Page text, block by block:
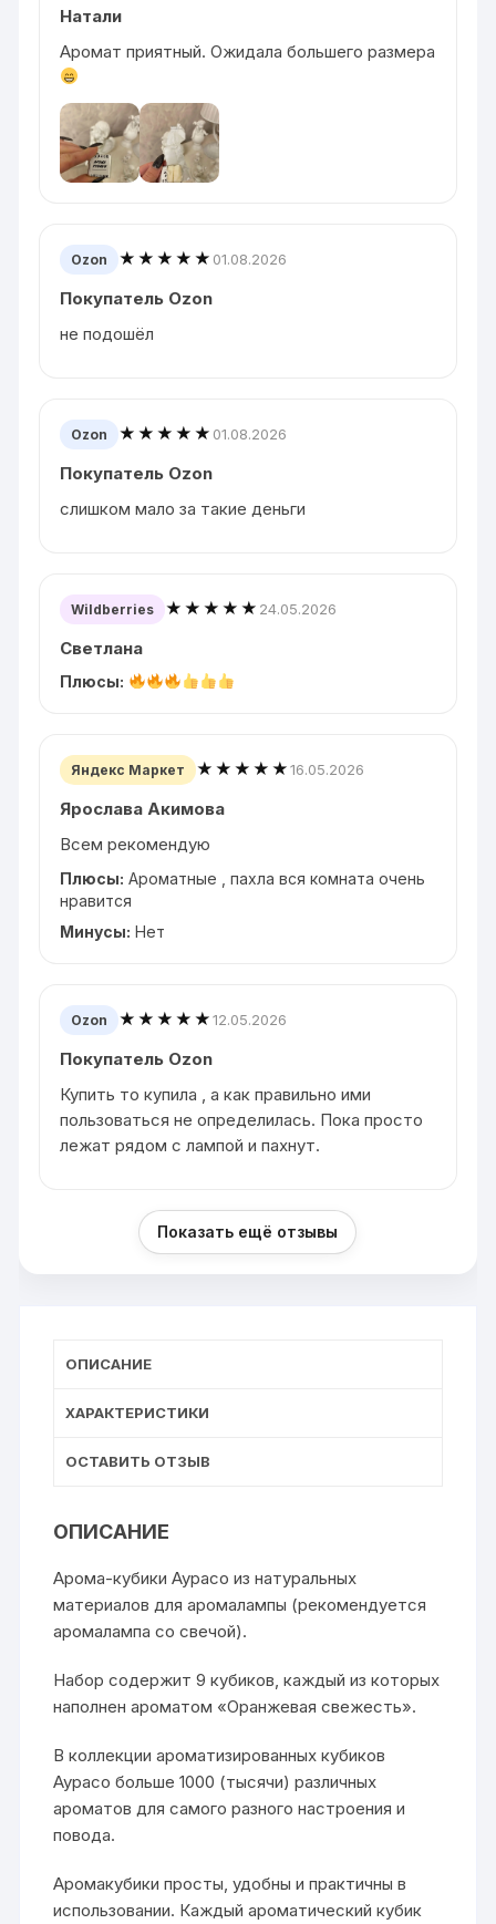
Натали
Аромат приятный. Ожидала большего размера
Ozon ★★★★★ 01.08.2026
Покупатель Ozon
не подошёл
Ozon ★★★★★ 01.08.2026
Покупатель Ozon
слишком мало за такие деньги
Wildberries ★★★★★ 24.05.2026
Светлана
Плюсы:
Яндекс Маркет ★★★★★16.05.2026
Ярослава Акимова
Всем рекомендую
Плюсы: Ароматные , пахла вся комната очень
нравится
Минусы: Нет
Ozon ★★★★★12.05.2026
Покупатель Ozon
Купить то купила , а как правильно ими
пользоваться не определилась. Пока просто
лежат рядом с лампой и пахнут.
Показать ещё отзывы
ОПИСАНИЕ
ХАРАКТЕРИСТИКИ
ОСТАВИТЬ ОТЗЫВ
ОПИСАНИЕ
Арома-кубики Аурасо из натуральных
материалов для аромалампы (рекомендуется
аромалампа со свечой).
Набор содержит 9 кубиков, каждый из которых
наполнен ароматом «Оранжевая свежесть».
В коллекции ароматизированных кубиков
Аурасо больше 1000 (тысячи) различных
ароматов для самого разного настроения и
повода.
Аромакубики просты, удобны и практичны в
использовании. Каждый ароматический кубик